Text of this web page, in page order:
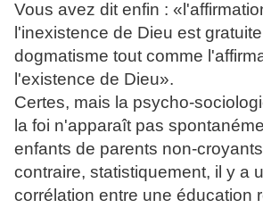
Vous avez dit enfin :
l'inexistence de Dieu est
dogmatisme tout comme
l'existence de Dieu».
Certes, mais la psycho-
la foi n'apparaît pas
enfants de parents non-
contraire, statistiquement, il y a
corrélation entre une éducation